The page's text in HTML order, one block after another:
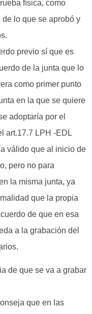
física, como
lo que se aprobó y
previo sí que es
de la junta que lo
como primer punto
en la que se quiere
adoptaría por el
art.17.7 LPH -EDL
válido que al inicio de
pero no para
la misma junta, ya
que la propia
de que en esa
a la grabación del
de que se va a grabar
que en las